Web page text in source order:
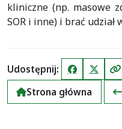
kliniczne (np. masowe
SOR i inne) i brać
Udostępnij: Facebook
X
Strona główna